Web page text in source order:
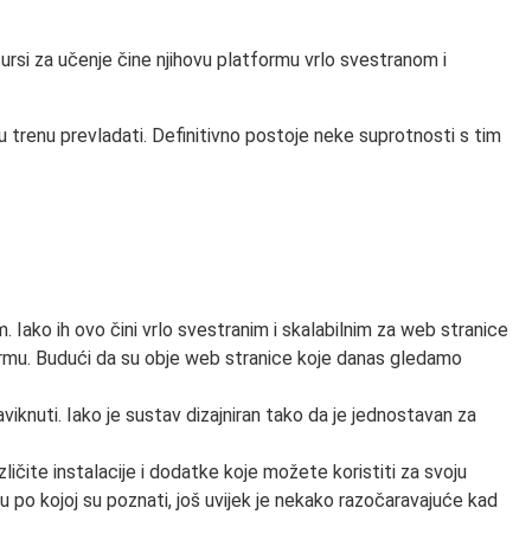
za učenje čine njihovu platformu vrlo svestranom i
trenu prevladati. Definitivno postoje neke suprotnosti s tim
Iako ih ovo čini vrlo svestranim i skalabilnim za web stranice
Budući da su obje web stranice koje danas gledamo
Iako je sustav dizajniran tako da je jednostavan za
instalacije i dodatke koje možete koristiti za svoju
kojoj su poznati, još uvijek je nekako razočaravajuće kad